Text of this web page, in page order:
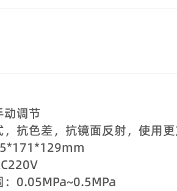
调节
抗色差，抗镜面反射，使用
0.05MPa~0.5MPa